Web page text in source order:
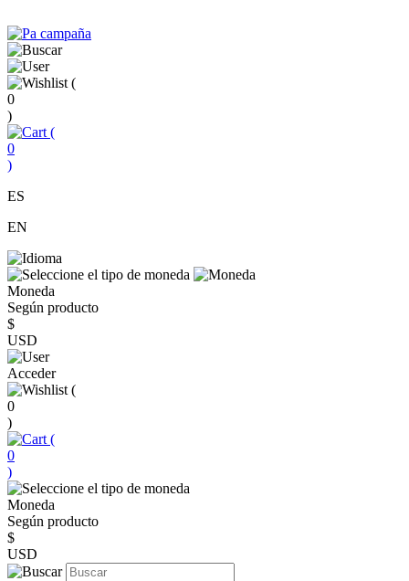
(
0
)
(
0
)
ES
EN
Moneda
Según producto
$
USD
Acceder
(
0
)
(
0
)
Moneda
Según producto
$
USD